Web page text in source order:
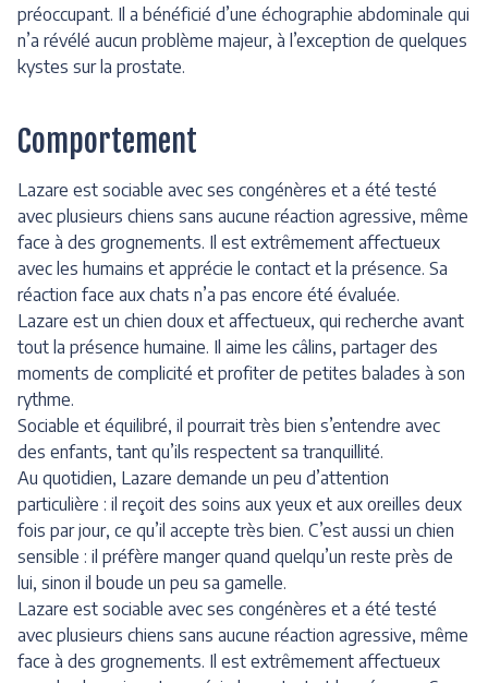
préoccupant. Il a bénéficié d’une échographie abdominale qui
n’a révélé aucun problème majeur, à l’exception de quelques
kystes sur la prostate.
Comportement
Lazare est sociable avec ses congénères et a été testé
avec plusieurs chiens sans aucune réaction agressive, même
face à des grognements. Il est extrêmement affectueux
avec les humains et apprécie le contact et la présence. Sa
réaction face aux chats n’a pas encore été évaluée.
Lazare est un chien doux et affectueux, qui recherche avant
tout la présence humaine. Il aime les câlins, partager des
moments de complicité et profiter de petites balades à son
rythme.
Sociable et équilibré, il pourrait très bien s’entendre avec
des enfants, tant qu’ils respectent sa tranquillité.
Au quotidien, Lazare demande un peu d’attention
particulière : il reçoit des soins aux yeux et aux oreilles deux
fois par jour, ce qu’il accepte très bien. C’est aussi un chien
sensible : il préfère manger quand quelqu’un reste près de
lui, sinon il boude un peu sa gamelle.
Lazare est sociable avec ses congénères et a été testé
avec plusieurs chiens sans aucune réaction agressive, même
face à des grognements. Il est extrêmement affectueux